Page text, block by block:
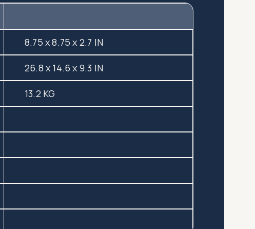
8.75 x 8.75 x 2.7 IN
26.8 x 14.6 x 9.3 IN
13.2 KG